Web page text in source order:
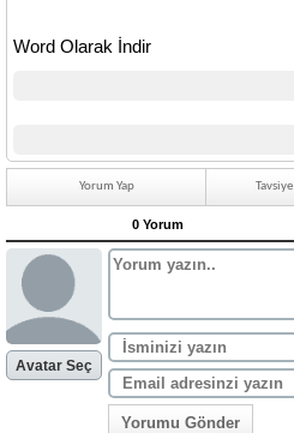
Word Olarak İndir
Yorum Yap Tavsiye
0 Yorum
Avatar Seç
Yorumu Gönder